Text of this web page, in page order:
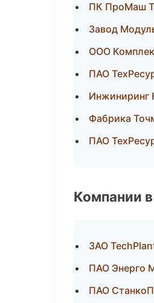
ПК ПроМаш
Завод
ООО
ПАО
Инжиниринг
Фабрика
ПАО
Компании
ЗАО
ПАО Энерго
ПАО